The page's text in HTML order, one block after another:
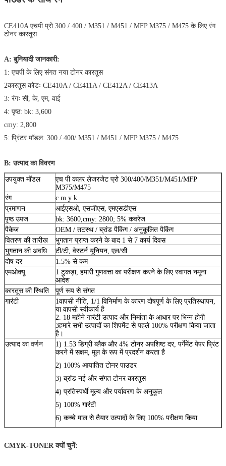
CE410A एचपी प्रो 300 / 400 / M351 / M451 / MFP M375 / M475 के लिए रंग
टोनर कारतूस
A: बुनियादी जानकारी:
1: एचपी के लिए संगत नया टोनर कारतूस
2कारतूस कोडः CE410A / CE411A / CE412A / CE413A
3: रंगः सी, के, एम, वाई
4: पृष्ठ: bk: 3,600
cmy: 2,800
5: प्रिंटर मॉडल: 300 / 400/ M351 / M451 / MFP M375 / M475
B: उत्पाद का विवरण
उपयुक्त मॉडल
एच पी कलर लेजरजेट प्रो 300/400/M351/M451/MFP
M375/M475
रंग
c m y k
प्रमाणन
आईएसओ, एसजीएस, एमएसडीएस
पृष्ठ उपज
bk: 3600,cmy: 2800; 5% कवरेज
पैकेज
OEM / तटस्थ / ब्रांड पैकिंग / अनुकूलित पैकिंग
वितरण की तारीख
भुगतान प्राप्त करने के बाद 1 से 7 कार्य दिवस
भुगतान की अवधि
टी/टी, वेस्टर्न यूनियन, एल/सी
दोष दर
1.5% से कम
एमओक्यू
1 टुकड़ा, हमारी गुणवत्ता का परीक्षण करने के लिए स्वागत नमूना
आदेश
कारतूस की स्थिति
पूर्ण रूप से संगत
गारंटी
1वापसी नीति, 1/1 विनिर्माण के कारण दोषपूर्ण के लिए प्रतिस्थापन,
या वापसी स्वीकार्य है
2. 18 महीने गारंटी उत्पाद और निर्माता के आधार पर भिन्न होगी
3हमारे सभी उत्पादों का शिपमेंट से पहले 100% परीक्षण किया जाता
है।
उत्पाद का वर्णन
1) 1.53 डिग्री ब्लैक और 4% टोनर अपशिष्ट दर, पर्गेमेंट पेपर प्रिंट
करने में सक्षम, मूल के रूप में प्रदर्शन करता है
2) 100% आयातित टोनर पाउडर
3) ब्रांड नई और संगत टोनर कारतूस
4) प्रतिस्पर्धी मूल्य और पर्यावरण के अनुकूल
5) 100% गारंटी
6) कच्चे माल से तैयार उत्पादों के लिए 100% परीक्षण किया
CMYK-TONER क्यों चुनें: